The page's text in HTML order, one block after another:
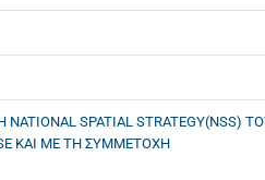
SPATIAL STRATEGY(NSS)
ΚΑΙ ΜΕ ΤΗ ΣΥΜΜΕΤΟΧΗ